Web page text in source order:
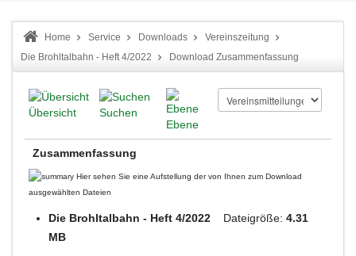
Home Service Downloads
Vereinszeitung
Die Brohltalbahn - Heft 4/2022
Download Zusammenfassung
Übersicht
Suchen
Ebene
Zusammenfassung
Hier sehen Sie eine Aufstellung der von Ihnen zum Download
ausgewählten Dateien
Die Brohltalbahn - Heft 4/2022 Dateigröße: 4.31
MB